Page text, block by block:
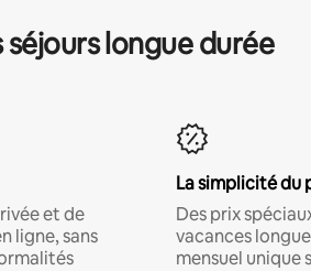
longue durée
et de
ligne, sans
La simplicité du
Des prix
vacances
mensuel unique